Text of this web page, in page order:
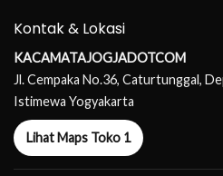
Kontak & Lokasi
KACAMATAJOGJADOTCOM
Jl. Cempaka No.36, Caturtunggal,
Istimewa Yogyakarta
Lihat Maps Toko 1